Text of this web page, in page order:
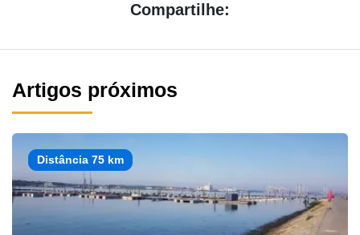
Compartilhe:
Artigos próximos
Distância 75 km